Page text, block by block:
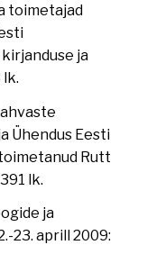
toimetajad
ja
Ühendus Eesti
Rutt
lk.
ja
23. aprill 2009: